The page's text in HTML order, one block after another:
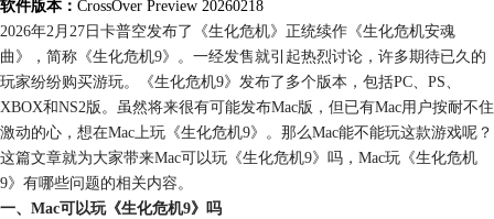
软件版本： CrossOver Preview 20260218
2026年2月27日卡普空发布了《生化危机》正统续作《生化危机安魂
曲》，简称《生化危机9》。一经发售就引起热烈讨论，许多期待已久的
玩家纷纷购买游玩。《生化危机9》发布了多个版本，包括PC、PS、
XBOX和NS2版。虽然将来很有可能发布Mac版，但已有Mac用户按耐不住
激动的心，想在Mac上玩《生化危机9》。那么Mac能不能玩这款游戏呢？
这篇文章就为大家带来Mac可以玩《生化危机9》吗，Mac玩《生化危机
9》有哪些问题的相关内容。
一、Mac可以玩《生化危机9》吗